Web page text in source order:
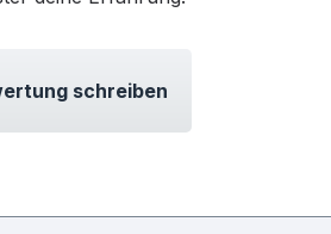
schreiben